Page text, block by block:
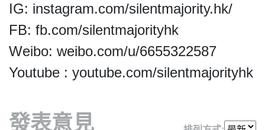
IG: instagram.com/silentmajority.hk/
FB: fb.com/silentmajorityhk
Weibo: weibo.com/u/6655322587
Youtube : youtube.com/silentmajorityhk
發表意見